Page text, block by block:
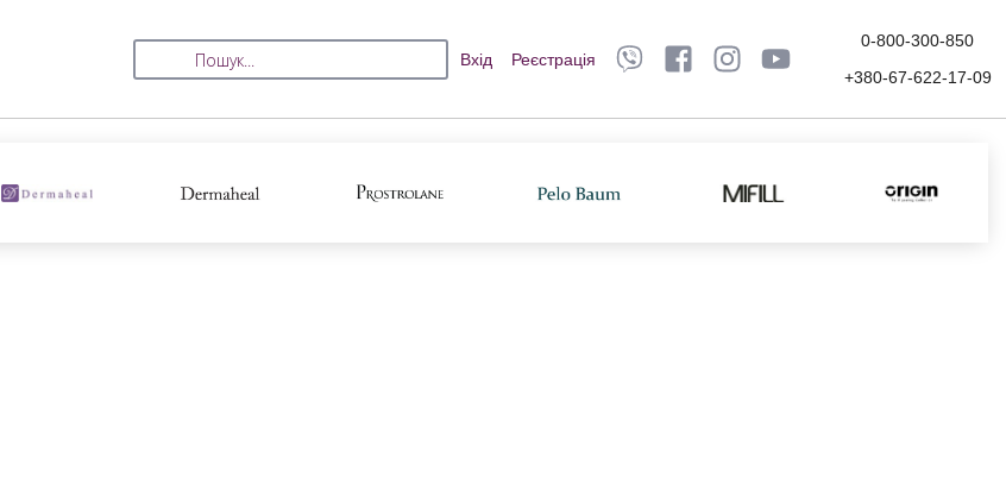
Вхід Реєстрація
0-800-300-850
+380-67-622-17-09